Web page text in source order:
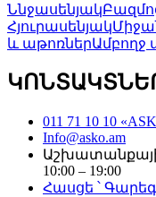
Ննջասենյակ
Հյուրասենյակ
և աթոռներԱմբողջ
011 71 10 10
Info@asko.am
10:00 – 19:00
Հասցե ՝